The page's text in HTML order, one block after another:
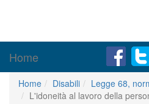
Home
Home Disabili
Legge 68,
L'idoneità al lavoro della